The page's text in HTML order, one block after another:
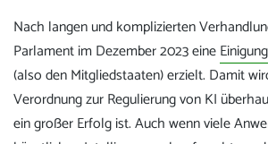
Nach langen und komplizierten
Parlament im Dezember 2023 eineEinigung
(also den Mitgliedstaaten) erzielt. Damit
Verordnung zur Regulierung von KI
ein großer Erfolg ist. Auch wenn viele